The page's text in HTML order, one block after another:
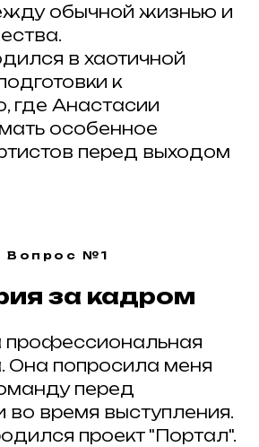
обычной жизнью и
в хаотичной
к
где Анастасии
особенное
перед выходом
Вопрос №1
за кадром
профессиональная
Она попросила меня
перед
во время выступления.
проект "Портал".